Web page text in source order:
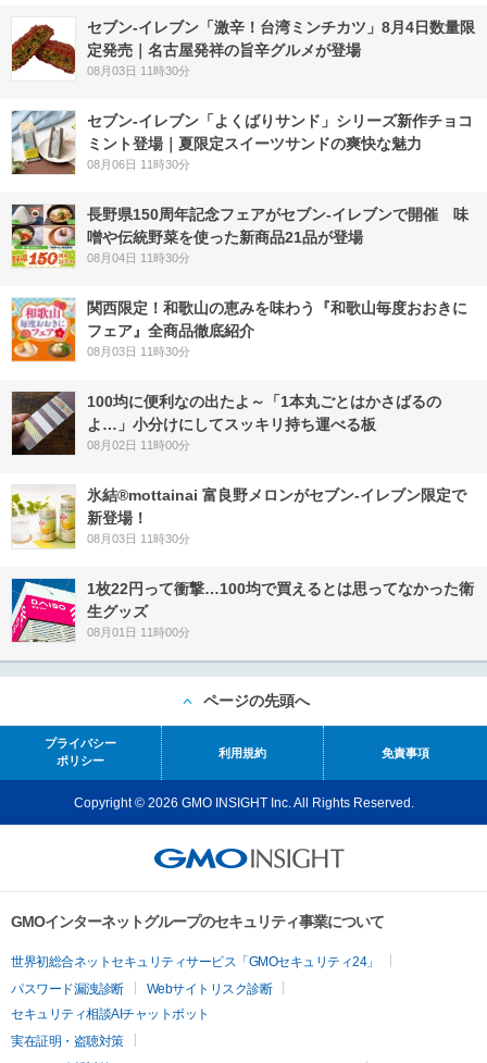
セブン-イレブン「激辛！台湾ミンチカツ」8月4日数量限
定発売｜名古屋発祥の旨辛グルメが登場
08月03日 11時30分
セブン‐イレブン「よくばりサンド」シリーズ新作チョコ
ミント登場｜夏限定スイーツサンドの爽快な魅力
08月06日 11時30分
長野県150周年記念フェアがセブン-イレブンで開催 味
噌や伝統野菜を使った新商品21品が登場
08月04日 11時30分
関西限定！和歌山の恵みを味わう『和歌山毎度おおきに
フェア』全商品徹底紹介
08月03日 11時30分
100均に便利なの出たよ～「1本丸ごとはかさばるの
よ…」小分けにしてスッキリ持ち運べる板
08月02日 11時00分
氷結®mottainai 富良野メロンがセブン‐イレブン限定で
新登場！
08月03日 11時30分
1枚22円って衝撃…100均で買えるとは思ってなかった衛
生グッズ
08月01日 11時00分
ページの先頭へ
プライバシー
ポリシー
利用規約 免責事項
Copyright © 2026 GMO INSIGHT Inc. All Rights Reserved.
GMOインターネットグループのセキュリティ事業について
世界初総合ネットセキュリティサービス「GMOセキュリティ24」
パスワード漏洩診断
Webサイトリスク診断
セキュリティ相談AIチャットボット
実在証明・盗聴対策